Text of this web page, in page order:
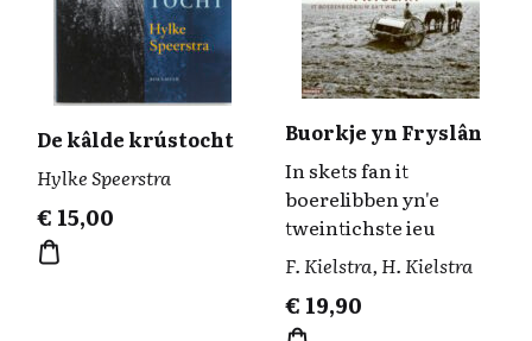
De kâlde krústocht
Hylke Speerstra
€ 15,00
Buorkje yn Fryslân
In skets fan it
boerelibben yn'e
tweintichste ieu
F. Kielstra, H. Kielstra
€ 19,90